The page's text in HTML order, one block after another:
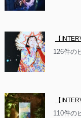
【
126件の
【
110件の